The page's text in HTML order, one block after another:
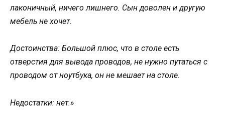
лаконичный, ничего лишнего. Сын доволен и другую
мебель не хочет.
Достоинства: Большой плюс, что в столе есть
отверстия для вывода проводов, не нужно путаться с
проводом от ноутбука, он не мешает на столе.
Недостатки: нет.»